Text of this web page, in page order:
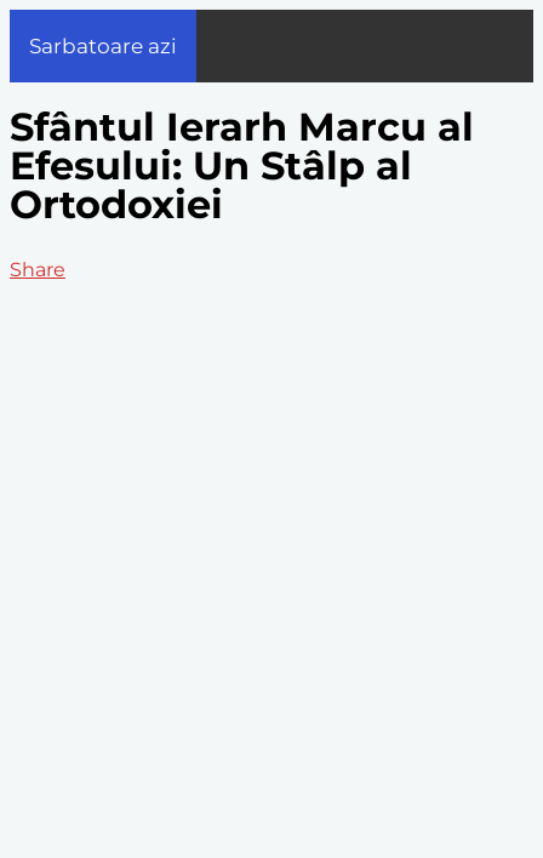
Sarbatoare azi
Sfântul Ierarh Marcu al
Efesului: Un Stâlp al
Ortodoxiei
Share